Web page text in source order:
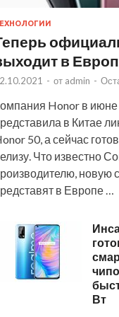
в
- от admin -
Honor в июне
в Китае
50, а сейчас
Что известно
новую
в Европе …
Вт